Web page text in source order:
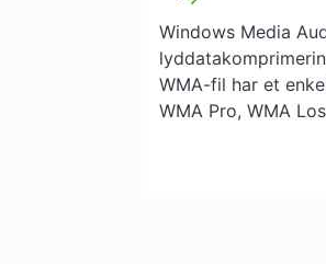
Windows Media
WMA-fil har et
WMA Pro, WMA